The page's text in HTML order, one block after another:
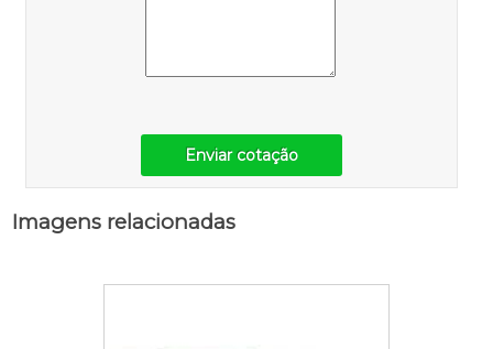
Enviar cotação
Imagens relacionadas